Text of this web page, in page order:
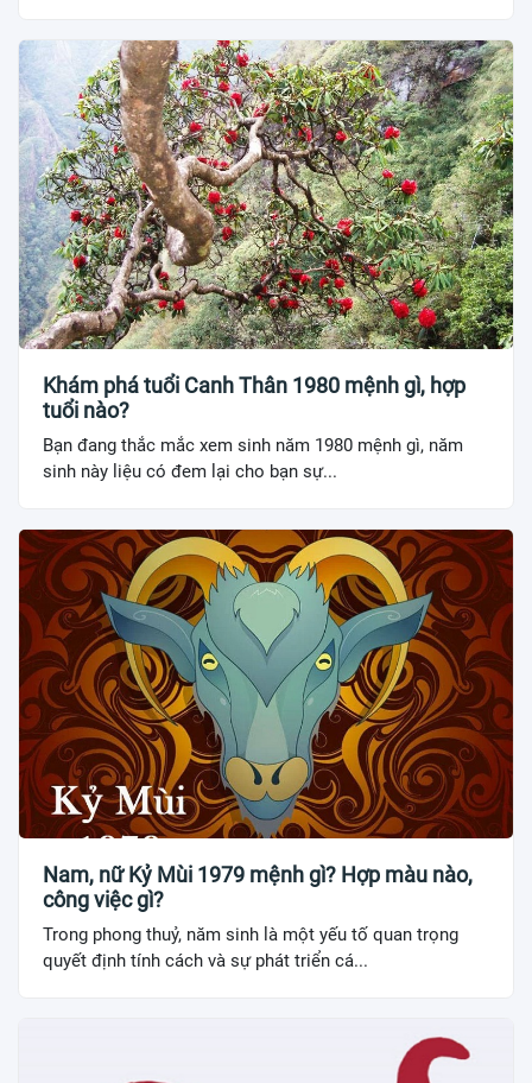
Khám phá tuổi Canh Thân 1980 mệnh gì, hợp
tuổi nào?
Bạn đang thắc mắc xem sinh năm 1980 mệnh gì, năm
sinh này liệu có đem lại cho bạn sự...
Nam, nữ Kỷ Mùi 1979 mệnh gì? Hợp màu nào,
công việc gì?
Trong phong thuỷ, năm sinh là một yếu tố quan trọng
quyết định tính cách và sự phát triển cá...